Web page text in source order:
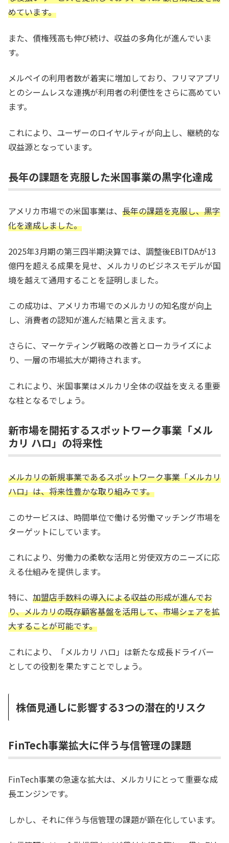
めています。
また、債権残高も伸び続け、収益の多角化が進んでいま
す。
メルペイの利用者数が着実に増加しており、フリマアプリ
とのシームレスな連携が利用者の利便性をさらに高めてい
ます。
これにより、ユーザーのロイヤルティが向上し、継続的な
収益源となっています。
長年の課題を克服した米国事業の黒字化達成
アメリカ市場での米国事業は、 長年の課題を克服し、黒字
化を達成しました。
2025年3月期の第三四半期決算では、調整後EBITDAが13
億円を超える成果を見せ、メルカリのビジネスモデルが国
境を越えて通用することを証明しました。
この成功は、アメリカ市場でのメルカリの知名度が向上
し、消費者の認知が進んだ結果と言えます。
さらに、マーケティング戦略の改善とローカライズによ
り、一層の市場拡大が期待されます。
これにより、米国事業はメルカリ全体の収益を支える重要
な柱となるでしょう。
新市場を開拓するスポットワーク事業「メル
カリ ハロ」の将来性
メルカリの新規事業であるスポットワーク事業「メルカリ
ハロ」は、将来性豊かな取り組みです。
このサービスは、時間単位で働ける労働マッチング市場を
ターゲットにしています。
これにより、労働力の柔軟な活用と労使双方のニーズに応
える仕組みを提供します。
特に、 加盟店手数料の導入による収益の形成が進んでお
り、メルカリの既存顧客基盤を活用して、市場シェアを拡
大することが可能です。
これにより、「メルカリ ハロ」は新たな成長ドライバー
としての役割を果たすことでしょう。
株価見通しに影響する3つの潜在的リスク
FinTech事業拡大に伴う与信管理の課題
FinTech事業の急速な拡大は、メルカリにとって重要な成
長エンジンです。
しかし、それに伴う与信管理の課題が顕在化しています。